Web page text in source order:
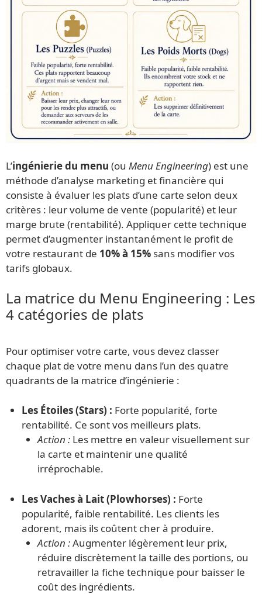
L’ingénierie du menu (ou Menu Engineering) est une
méthode d’analyse marketing et financière qui
consiste à évaluer les plats d’une carte selon deux
critères : leur volume de vente (popularité) et leur
marge brute (rentabilité). Appliquer cette technique
permet d’augmenter instantanément le profit de
votre restaurant de 10% à 15% sans modifier vos
tarifs globaux.
La matrice du Menu Engineering : Les
4 catégories de plats
Pour optimiser votre carte, vous devez classer
chaque plat de votre menu dans l’un des quatre
quadrants de la matrice d’ingénierie :
Les Étoiles (Stars) : Forte popularité, forte
rentabilité. Ce sont vos meilleurs plats.
Action : Les mettre en valeur visuellement sur
la carte et maintenir une qualité
irréprochable.
Les Vaches à Lait (Plowhorses) : Forte
popularité, faible rentabilité. Les clients les
adorent, mais ils coûtent cher à produire.
Action :Augmenter légèrement leur prix,
réduire discrètement la taille des portions, ou
retravailler la fiche technique pour baisser le
coût des ingrédients.